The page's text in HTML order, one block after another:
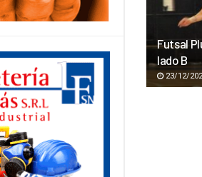
Futsal
lado B
23/12/